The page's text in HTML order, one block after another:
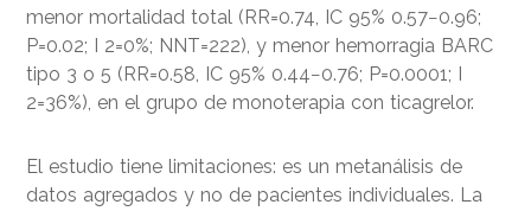
menor mortalidad total (RR=0.74, IC 95% 0.57−0.96;
P=0.02; I 2=0%; NNT=222), y menor hemorragia BARC
tipo 3 o 5 (RR=0.58, IC 95% 0.44−0.76; P=0.0001; I
2=36%), en el grupo de monoterapia con ticagrelor.
El estudio tiene limitaciones: es un metanálisis de
datos agregados y no de pacientes individuales. La